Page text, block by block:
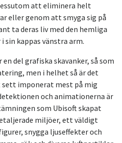
att eliminera helt
eller genom att smyga sig på
ta deras liv med den hemliga
sin kappas vänstra arm.
del grafiska skavanker, så som
men i helhet så är det
imponerat mest på mig
och animationerna är
som Ubisoft skapat
miljöer, ett väldigt
snygga ljuseffekter och